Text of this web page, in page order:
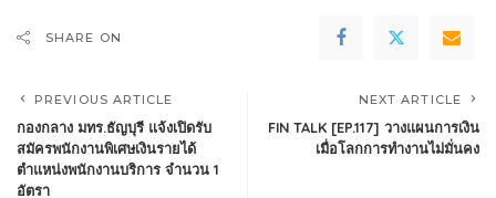
SHARE ON
PREVIOUS ARTICLE
กองกลาง มทร.ธัญบุรี แจ้งเปิดรับ
สมัครพนักงานพิเศษเงินรายได้
ตำแหน่งพนักงานบริการ จำนวน 1
อัตรา
NEXT ARTICLE
FIN TALK [EP.117] วางแผนการเงิน
เมื่อโลกการทำงานไม่มั่นคง